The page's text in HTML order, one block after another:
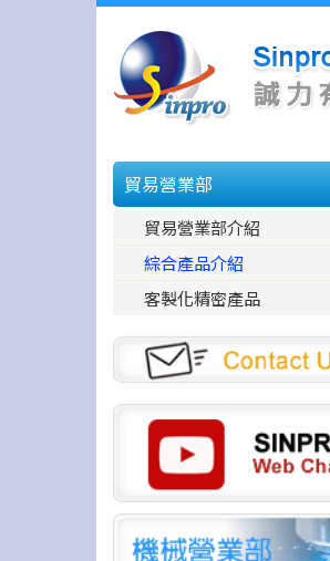
貿易營業部
貿易營業部介紹
綜合產品介紹
客製化精密產品